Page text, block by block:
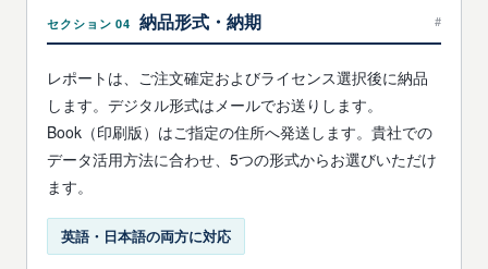
セクション 04 納品形式・納期 #
レポートは、ご注文確定およびライセンス選択後に納品
します。デジタル形式はメールでお送りします。
Book（印刷版）はご指定の住所へ発送します。貴社での
データ活用方法に合わせ、5つの形式からお選びいただけ
ます。
英語・日本語の両方に対応